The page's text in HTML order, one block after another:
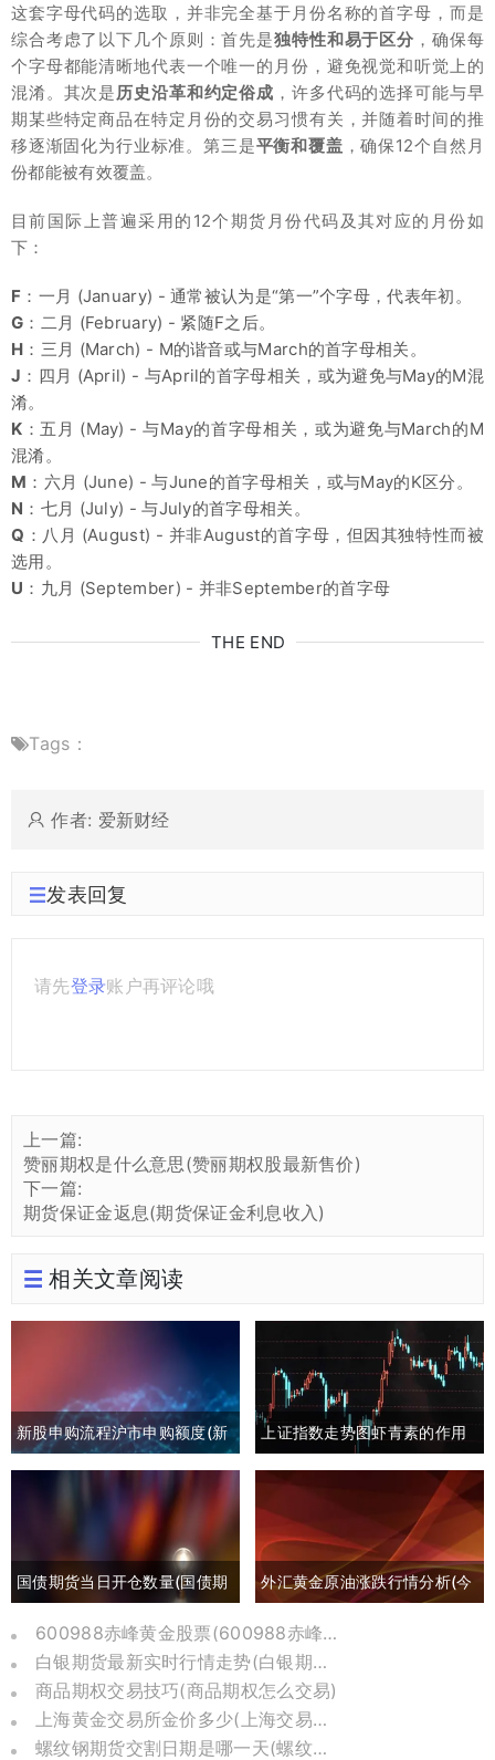
这套字母代码的选取，并非完全基于月份名称的首字母，而是
综合考虑了以下几个原则：首先是独特性和易于区分 ，确保每
个字母都能清晰地代表一个唯一的月份，避免视觉和听觉上的
混淆。其次是历史沿革和约定俗成 ，许多代码的选择可能与早
期某些特定商品在特定月份的交易习惯有关，并随着时间的推
移逐渐固化为行业标准。第三是平衡和覆盖 ，确保12个自然月
份都能被有效覆盖。
目前国际上普遍采用的12个期货月份代码及其对应的月份如
下：
F ：一月 (January) - 通常被认为是“第一”个字母，代表年初。
G ：二月 (February) - 紧随F之后。
H ：三月 (March) - M的谐音或与March的首字母相关。
J ：四月 (April) - 与April的首字母相关，或为避免与May的M混
淆。
K ：五月 (May) - 与May的首字母相关，或为避免与March的M
混淆。
M ：六月 (June) - 与June的首字母相关，或与May的K区分。
N ：七月 (July) - 与July的首字母相关。
Q ：八月 (August) - 并非August的首字母，但因其独特性而被
选用。
U ：九月 (September) - 并非September的首字母
THE END
Tags：
作者: 爱新财经
发表回复
请先登录账户再评论哦
上一篇:
赞丽期权是什么意思(赞丽期权股最新售价)
下一篇:
期货保证金返息(期货保证金利息收入)
相关文章阅读
新股申购流程沪市申购额度(新
股申购流程沪市申购额度怎么
上证指数走势图虾青素的作用
(上证指数黄白线分析)
国债期货当日开仓数量(国债期
货买入开仓)
外汇黄金原油涨跌行情分析(今
日外汇黄金原油分析)
600988赤峰黄金股票(600988赤峰黄金股票历史价格)
白银期货最新实时行情走势(白银期货行情实时行情)
商品期权交易技巧(商品期权怎么交易)
上海黄金交易所金价多少(上海交易所黄金价格今日金价)
螺纹钢期货交割日期是哪一天(螺纹钢期货交易时间)